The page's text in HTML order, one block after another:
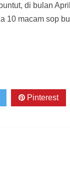
di bulan
10 macam sop
Pinterest